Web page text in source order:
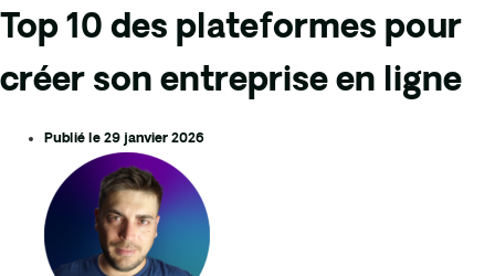
Top 10 des plateformes pour
créer son entreprise en ligne
Publié le 29 janvier 2026